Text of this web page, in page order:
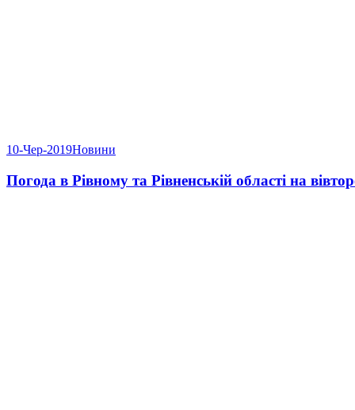
10-Чер-2019Новини
Погода в Рівному та Рівненській області на